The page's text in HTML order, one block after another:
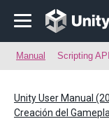
Manual Scripting API
Unity User Manual
Creación del